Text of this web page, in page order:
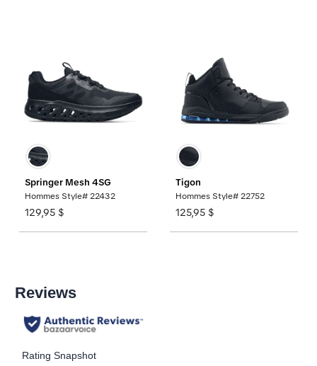
Springer Mesh 4SG
Hommes Style# 22432
129,95 $
Tigon
Hommes Style# 22752
125,95 $